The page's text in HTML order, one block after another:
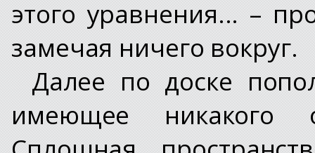
этого уравнения... –
замечая ничего вокруг.
Далее по доске
имеющее никакого